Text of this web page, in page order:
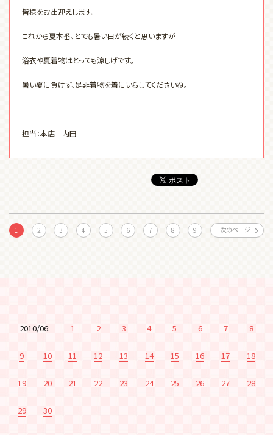
皆様をお出迎えします。
これから夏本番、とても暑い日が続くと思いますが
浴衣や夏着物はとっても涼しげです。
暑い夏に負けず、是非着物を着にいらしてくださいね。
担当：本店 内田
1 2 3 4 5 6 7 8 9 次のページ
2010/06: 1 2 3 4 5 6 7 8
9 10 11 12 13 14 15 16 17 18
19 20 21 22 23 24 25 26 27 28
29 30